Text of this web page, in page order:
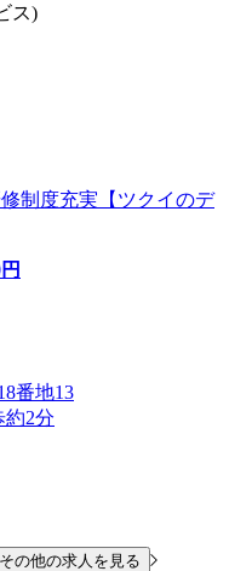
ス)
制度充実【ツクイのデ
円
番地13
2分
の他の求人を見る